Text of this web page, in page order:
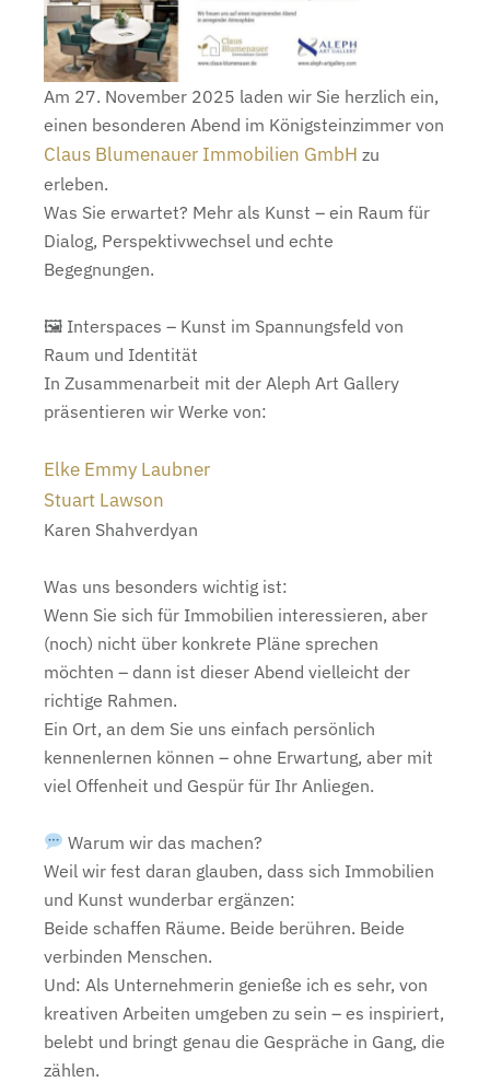
Am 27. November 2025 laden wir Sie herzlich ein,
einen besonderen Abend im Königsteinzimmer von
Claus Blumenauer Immobilien GmbH zu
erleben.
Was Sie erwartet? Mehr als Kunst – ein Raum für
Dialog, Perspektivwechsel und echte
Begegnungen.
🖼 Interspaces – Kunst im Spannungsfeld von
Raum und Identität
In Zusammenarbeit mit der Aleph Art Gallery
präsentieren wir Werke von:
Elke Emmy Laubner
Stuart Lawson
Karen Shahverdyan
Was uns besonders wichtig ist:
Wenn Sie sich für Immobilien interessieren, aber
(noch) nicht über konkrete Pläne sprechen
möchten – dann ist dieser Abend vielleicht der
richtige Rahmen.
Ein Ort, an dem Sie uns einfach persönlich
kennenlernen können – ohne Erwartung, aber mit
viel Offenheit und Gespür für Ihr Anliegen.
Warum wir das machen?
Weil wir fest daran glauben, dass sich Immobilien
und Kunst wunderbar ergänzen:
Beide schaffen Räume. Beide berühren. Beide
verbinden Menschen.
Und: Als Unternehmerin genieße ich es sehr, von
kreativen Arbeiten umgeben zu sein – es inspiriert,
belebt und bringt genau die Gespräche in Gang, die
zählen.